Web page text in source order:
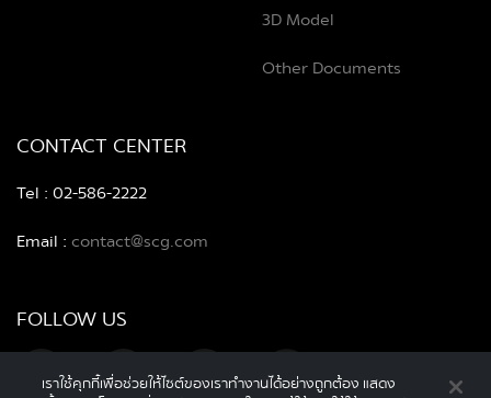
3D Model
Other Documents
CONTACT CENTER
Tel : 02-586-2222
Email :contact@scg.com
FOLLOW US
เราใช้คุกกี้เพื่อช่วยให้ไซต์ของเราทำงานได้อย่างถูกต้อง แสดง